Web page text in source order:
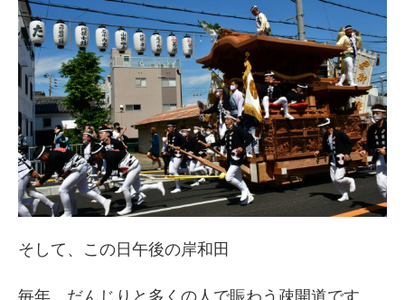
そして、この日午後の岸和田
毎年、だんじりと多くの人で賑わう疎開道です